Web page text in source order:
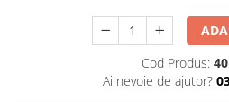
Cod Produs:
Ai nevoie de ajutor?